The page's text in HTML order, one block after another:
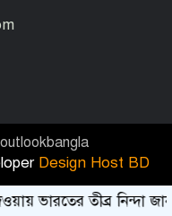
ভারতের তীব্র নিন্দা
Design Host BD